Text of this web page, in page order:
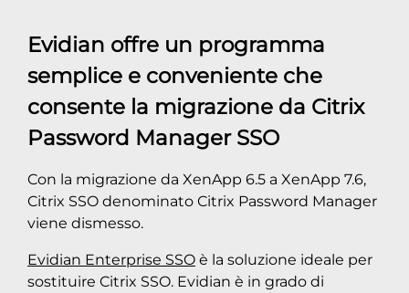
Evidian offre un programma
semplice e conveniente che
consente la migrazione da Citrix
Password Manager SSO
Con la migrazione da XenApp 6.5 a XenApp 7.6,
Citrix SSO denominato Citrix Password Manager
viene dismesso.
Evidian Enterprise SSO è la soluzione ideale per
sostituire Citrix SSO. Evidian è in grado di